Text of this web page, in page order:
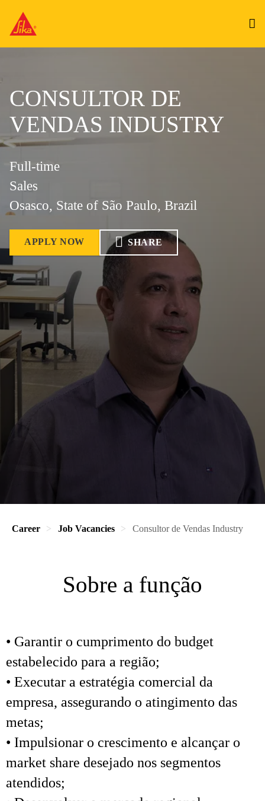
CONSULTOR DE
VENDAS INDUSTRY
Full-time
Sales
Osasco, State of São Paulo, Brazil
APPLY NOW SHARE
Career Job Vacancies Consultor de Vendas Industry
Sobre a função
• Garantir o cumprimento do budget
estabelecido para a região;
• Executar a estratégia comercial da
empresa, assegurando o atingimento das
metas;
• Impulsionar o crescimento e alcançar o
market share desejado nos segmentos
atendidos;